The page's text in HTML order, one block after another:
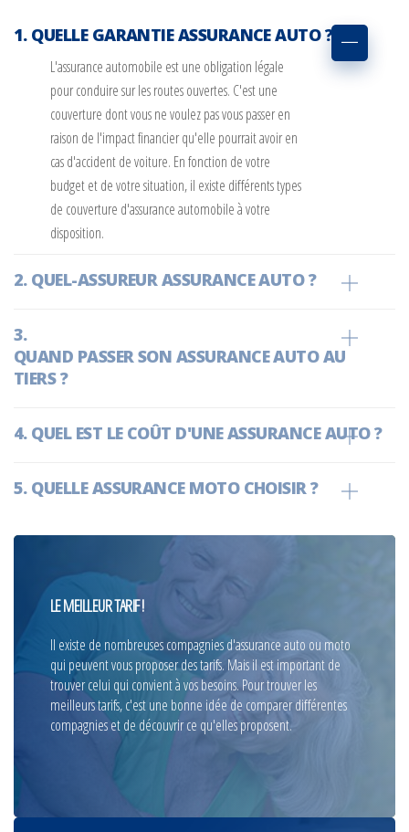
QUELLE GARANTIE ASSURANCE AUTO ?
L'assurance automobile est une obligation légale
pour conduire sur les routes ouvertes. C'est une
couverture dont vous ne voulez pas vous passer en
raison de l'impact financier qu'elle pourrait avoir en
cas d'accident de voiture. En fonction de votre
budget et de votre situation, il existe différents types
de couverture d'assurance automobile à votre
disposition.
QUEL-ASSUREUR ASSURANCE AUTO ?
QUAND PASSER SON ASSURANCE AUTO AU
TIERS ?
QUEL EST LE COÛT D'UNE ASSURANCE AUTO ?
QUELLE ASSURANCE MOTO CHOISIR ?
LE MEILLEUR TARIF !
Il existe de nombreuses compagnies d'assurance auto ou moto
qui peuvent vous proposer des tarifs. Mais il est important de
trouver celui qui convient à vos besoins. Pour trouver les
meilleurs tarifs, c'est une bonne idée de comparer différentes
compagnies et de découvrir ce qu'elles proposent.